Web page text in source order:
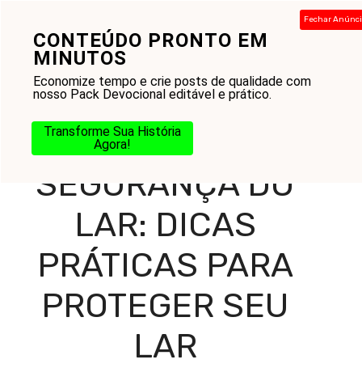
CONTEÚDO PRONTO EM
MINUTOS
Economize tempo e crie posts de qualidade com
nosso Pack Devocional editável e prático.
Transforme Sua História
Agora!
Fechar
conteúdo
Home-Blog-Reflexões Diárias-Mensagens
Segurança do Lar: Dicas Práticas para Proteger Seu Lar
SEGURANÇA DO
LAR: DICAS
PRÁTICAS PARA
PROTEGER SEU
LAR